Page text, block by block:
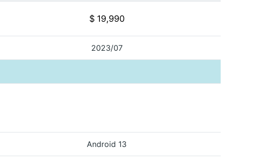
$ 19,990
2023/07
Android 13